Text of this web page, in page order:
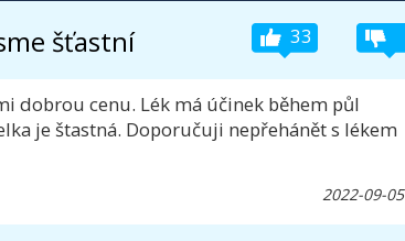
šťastní 33
dobrou cenu. Lék má účinek během půl
je štastná. Doporučuji nepřehánět s lékem
2022-09-05